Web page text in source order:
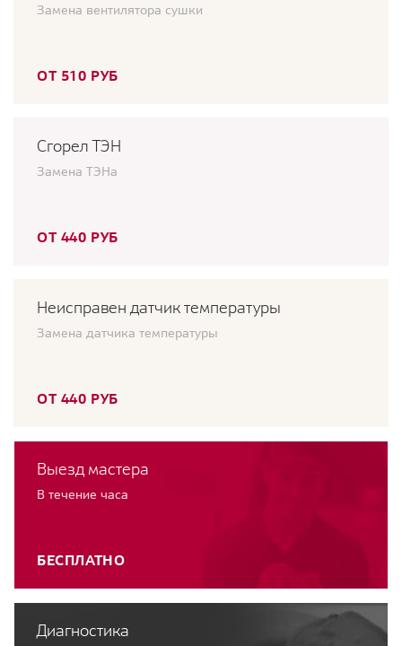
Замена вентилятора сушки
ОТ 510 РУБ
Сгорел ТЭН
Замена ТЭНа
ОТ 440 РУБ
Неисправен датчик температуры
Замена датчика температуры
ОТ 440 РУБ
Выезд мастера
В течение часа
БЕСПЛАТНО
Диагностика